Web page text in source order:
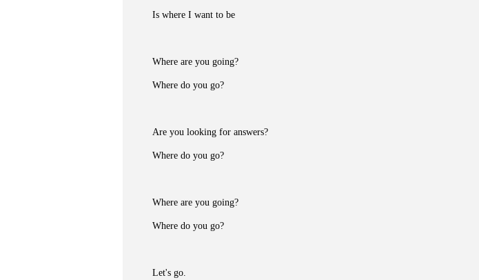
Is where I want to be
Where are you going?
Where do you go?
Are you looking for answers?
Where do you go?
Where are you going?
Where do you go?
Let's go.